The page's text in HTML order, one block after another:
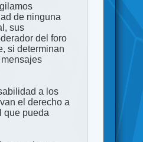
de ninguna
sus
del foro
si determinan
a los
el derecho a
que pueda